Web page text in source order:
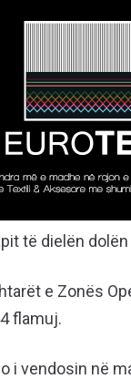
të dielën
e Zonës
flamuj.
i vendosin në